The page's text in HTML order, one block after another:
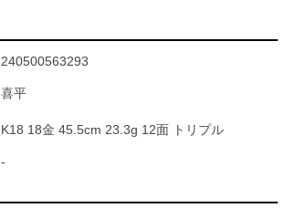
240500563293
喜平
K18 18金 45.5cm 23.3g 12面 トリプル
-